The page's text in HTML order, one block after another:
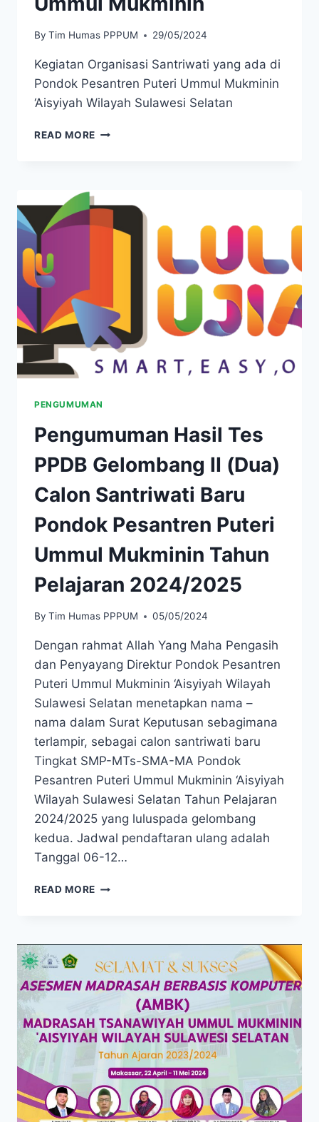
By Tim Humas PPPUM 29/05/2024
Kegiatan Organisasi Santriwati yang ada di
Pondok Pesantren Puteri Ummul Mukminin
‘Aisyiyah Wilayah Sulawesi Selatan
READ MORE
PENGUMUMAN
Pengumuman Hasil Tes
PPDB Gelombang II (Dua)
Calon Santriwati Baru
Pondok Pesantren Puteri
Ummul Mukminin Tahun
Pelajaran 2024/2025
By Tim Humas PPPUM 05/05/2024
Dengan rahmat Allah Yang Maha Pengasih
dan Penyayang Direktur Pondok Pesantren
Puteri Ummul Mukminin ‘Aisyiyah Wilayah
Sulawesi Selatan menetapkan nama –
nama dalam Surat Keputusan sebagimana
terlampir, sebagai calon santriwati baru
Tingkat SMP-MTs-SMA-MA Pondok
Pesantren Puteri Ummul Mukminin ‘Aisyiyah
Wilayah Sulawesi Selatan Tahun Pelajaran
2024/2025 yang luluspada gelombang
kedua. Jadwal pendaftaran ulang adalah
Tanggal 06-12…
READ MORE